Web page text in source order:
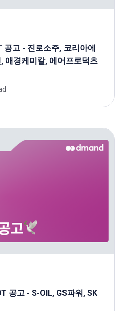
공고 - 진로소주, 코리아에
애경케미칼, 에어프로덕츠
공고 - S-OIL, GS파워, SK